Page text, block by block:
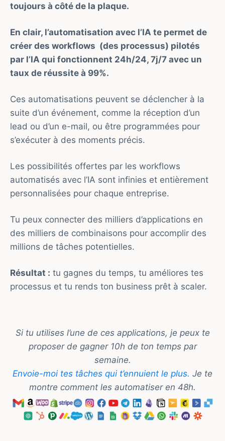
toujours à côté de la plaque.
En clair, l’automatisation avec l’IA te permet de
créer des workflows (des processus) pilotés
par l’IA qui fonctionnent 24h/24, 7j/7 avec un
taux de réussite à 99%.
Ces automatisations peuvent se déclencher à la
suite d’un événement, comme la réception d’un
lead ou d’un e-mail, ou être programmées pour
s’exécuter à des moments précis.
Les possibilités offertes par les workflows
automatisés avec l’IA sont infinies et entièrement
personnalisées pour chaque entreprise.
Tu peux connecter des milliers d’applications en
des milliers de combinaisons pour accomplir des
millions de tâches potentielles.
Résultat : tu gagnes du temps, tu améliores tes
processus et tu rends ton business prêt à scaler.
Si tu utilises l’une de ces applications, je peux te
proposer de gagner 10h de ton temps par
semaine.
Envoie-moi tes tâches qui t’ennuient le plus. Je te
montre comment les automatiser en 48h.